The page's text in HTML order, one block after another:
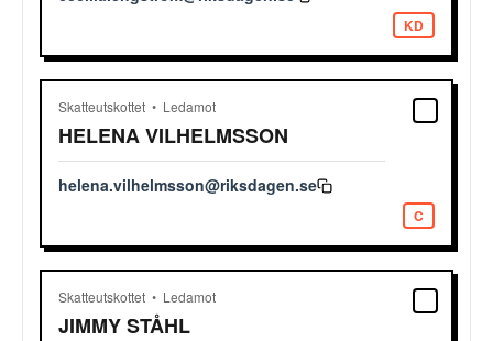
KD
Skatteutskottet Ledamot
HELENAVILHELMSSON
C
helena.vilhelmsson@riksdagen.se
Skatteutskottet Ledamot
JIMMYSTÅHL